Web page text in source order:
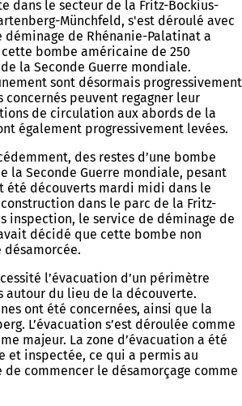
dans le secteur de la Fritz-Bockius-
Münchfeld, s'est déroulé avec
déminage de Rhénanie-Palatinat a
bombe américaine de 250
la Seconde Guerre mondiale.
sont désormais progressivement
concernés peuvent regagner leur
de circulation aux abords de la
également progressivement levées.
des restes d’une bombe
la Seconde Guerre mondiale, pesant
été découverts mardi midi dans le
dans le parc de la Fritz-
inspection, le service de déminage de
décidé que cette bombe non
l’évacuation d’un périmètre
autour du lieu de la découverte.
ont été concernées, ainsi que la
L’évacuation s’est déroulée comme
majeur. La zone d’évacuation a été
et inspectée, ce qui a permis au
commencer le désamorçage comme